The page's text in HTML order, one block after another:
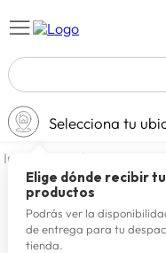
TÉRMINOS MÁS
1.
2. celulares
3. zapatillas hombre
4. zapatillas
Selecciona tu
Elige dónde recibir
productos
Podrás ver la
de entrega para tu
tienda.
moda y accesorios
SQUEEZE
Polera Franela